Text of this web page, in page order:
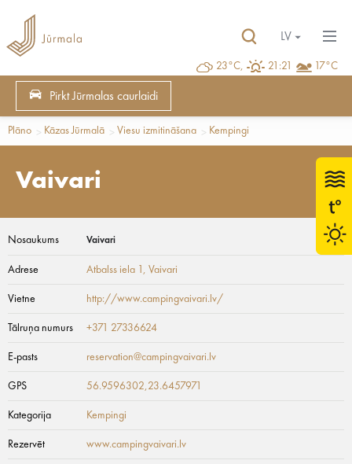
23°C, 21:21 17°C
LV
Pirkt Jūrmalas caurlaidi
Plāno Kāzas Jūrmalā Viesu izmitināšana Kempingi
Vaivari
Nosaukums Vaivari
Adrese Atbalss iela 1 , Vaivari
Vietne http://www.campingvaivari.lv/
Tālruņa numurs +371 27336624
E-pasts reservation@campingvaivari.lv
GPS 56.9596302,23.6457971
Kategorija Kempingi
Rezervēt www.campingvaivari.lv